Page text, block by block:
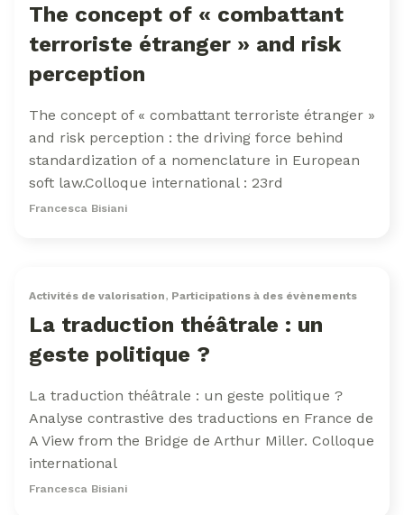
The concept of « combattant
terroriste étranger » and risk
perception
The concept of « combattant terroriste étranger »
and risk perception : the driving force behind
standardization of a nomenclature in European
soft law.Colloque international : 23rd
Francesca Bisiani
Activités de valorisation, Participations à des évènements
La traduction théâtrale : un
geste politique ?
La traduction théâtrale : un geste politique ?
Analyse contrastive des traductions en France de
A View from the Bridge de Arthur Miller. Colloque
international
Francesca Bisiani